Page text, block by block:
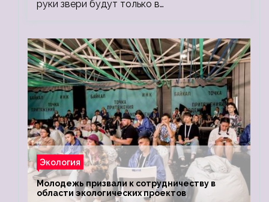
руки звери будут только в…
Экология
Молодежь призвали к сотрудничеству в
области экологических проектов